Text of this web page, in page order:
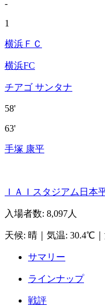
-
1
横浜ＦＣ
横浜FC
チアゴ サンタナ
58'
63'
手塚 康平
ＩＡＩスタジアム日本
入場者数: 8,097人
天候: 晴 気温: 30.4℃
サマリー
ラインナップ
戦評